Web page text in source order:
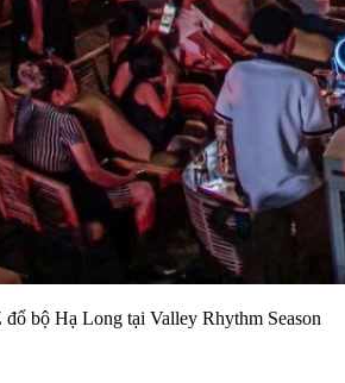
bộ Hạ Long tại Valley Rhythm Season